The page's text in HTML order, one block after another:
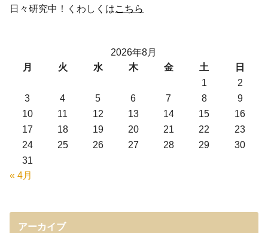
日々研究中！くわしくはこちら
2026年8月
月
火 水 木 金 土
日
1
2
3
4 5 6 7 8
9
10
11 12 13 14 15
16
17
18 19 20 21 22
23
24
25 26 27 28 29
30
31
« 4月
アーカイブ